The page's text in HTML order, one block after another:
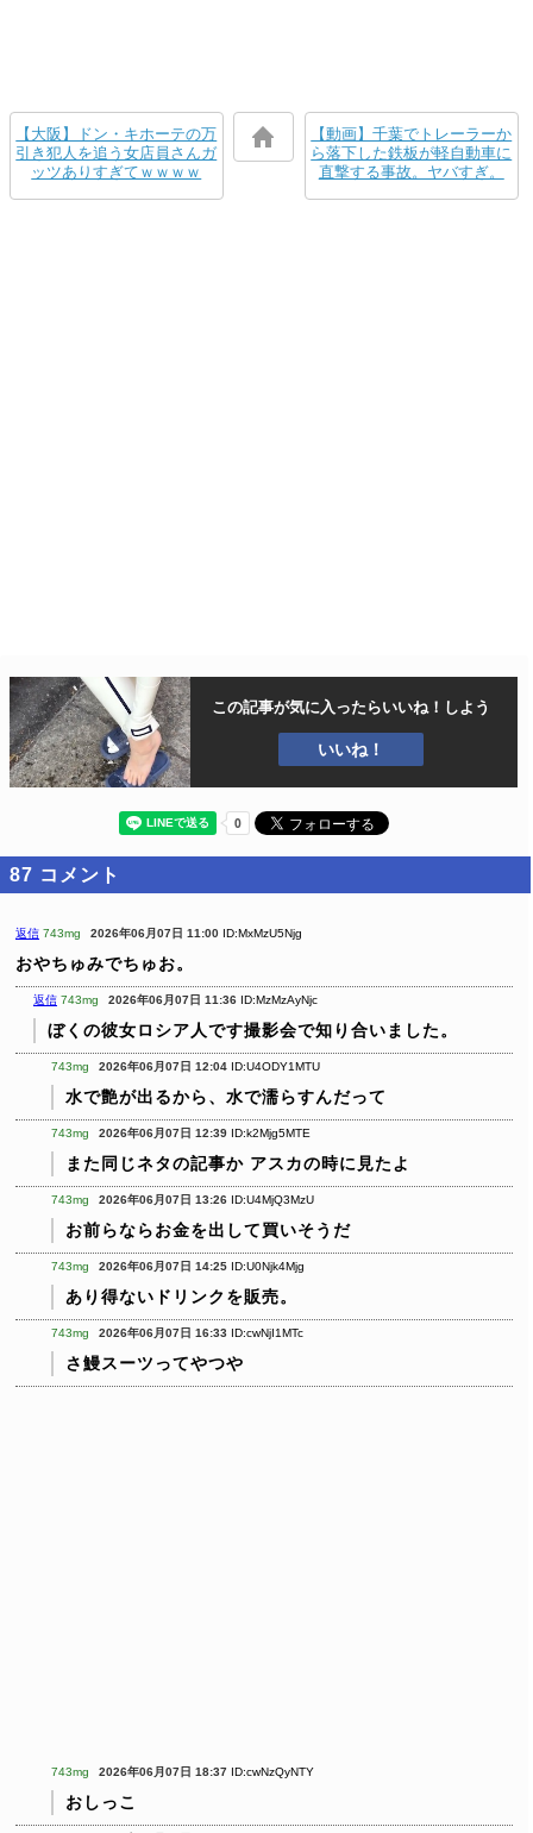
【大阪】ドン・キホーテの万
引き犯人を追う女店員さんガ
ッツありすぎてｗｗｗｗ
【動画】千葉でトレーラーか
ら落下した鉄板が軽自動車に
直撃する事故。ヤバすぎ。
この記事が気に入ったらいいね！しよう
いいね！
87 コメント
返信 743mg 2026年06月07日 11:00 ID:MxMzU5Njg
おやちゅみでちゅお。
返信 743mg 2026年06月07日 11:36 ID:MzMzAyNjc
ぼくの彼女ロシア人です撮影会で知り合いました。
743mg 2026年06月07日 12:04 ID:U4ODY1MTU
水で艶が出るから、水で濡らすんだって
743mg 2026年06月07日 12:39 ID:k2Mjg5MTE
また同じネタの記事か アスカの時に見たよ
743mg 2026年06月07日 13:26 ID:U4MjQ3MzU
お前らならお金を出して買いそうだ
743mg 2026年06月07日 14:25 ID:U0Njk4Mjg
あり得ないドリンクを販売。
743mg 2026年06月07日 16:33 ID:cwNjI1MTc
さ鰻スーツってやつや
743mg 2026年06月07日 18:37 ID:cwNzQyNTY
おしっこ